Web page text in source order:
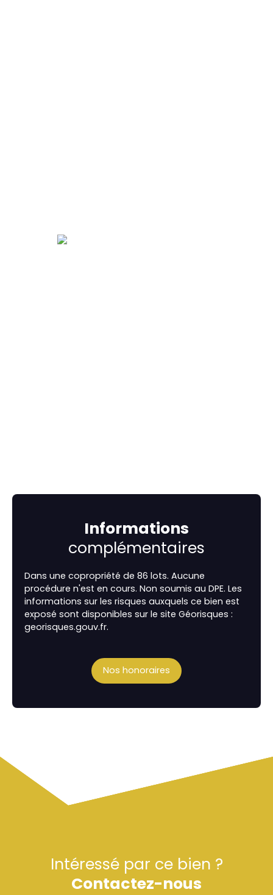
Informations
complémentaires
Dans une copropriété de 86 lots. Aucune
procédure n'est en cours. Non soumis au DPE. Les
informations sur les risques auxquels ce bien est
exposé sont disponibles sur le site Géorisques :
georisques.gouv.fr.
Nos honoraires
Intéressé par ce bien ?
Contactez-nous